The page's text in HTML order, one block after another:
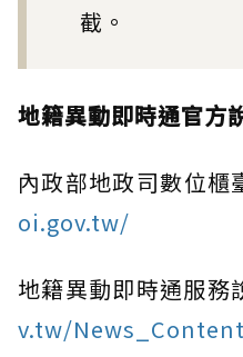
截。
地籍異動即時通官方
內政部地政司數位櫃
oi.gov.tw/
地籍異動即時通服務
v.tw/